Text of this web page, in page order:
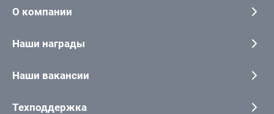
О компании
Наши награды
Наши вакансии
Техподдержка